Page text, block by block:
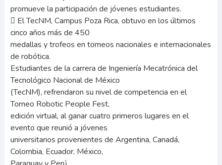
promueve la participación de jóvenes estudiantes.
 El TecNM, Campus Poza Rica, obtuvo en los últimos
cinco años más de 450
medallas y trofeos en torneos nacionales e internacionales
de robótica.
Estudiantes de la carrera de Ingeniería Mecatrónica del
Tecnológico Nacional de México
(TecNM), refrendaron su nivel de competencia en el
Torneo Robotic People Fest,
edición virtual, al ganar cuatro primeros lugares en el
evento que reunió a jóvenes
universitarios provenientes de Argentina, Canadá,
Colombia, Ecuador, México,